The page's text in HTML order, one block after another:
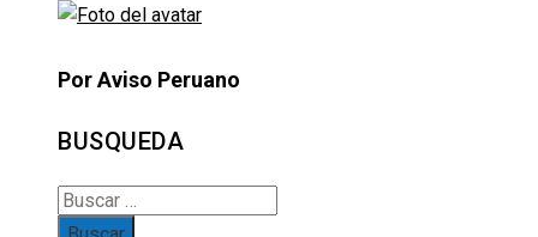
Por Aviso Peruano
BUSQUEDA
Buscar: